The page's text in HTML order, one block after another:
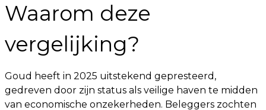
Waarom deze
vergelijking?
Goud heeft in 2025 uitstekend gepresteerd,
gedreven door zijn status als veilige haven te midden
van economische onzekerheden. Beleggers zochten